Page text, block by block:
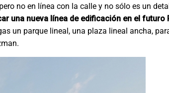
no en línea con la calle y no sólo es un
una nueva línea de edificación en el futuro
un parque lineal, una plaza lineal ancha,